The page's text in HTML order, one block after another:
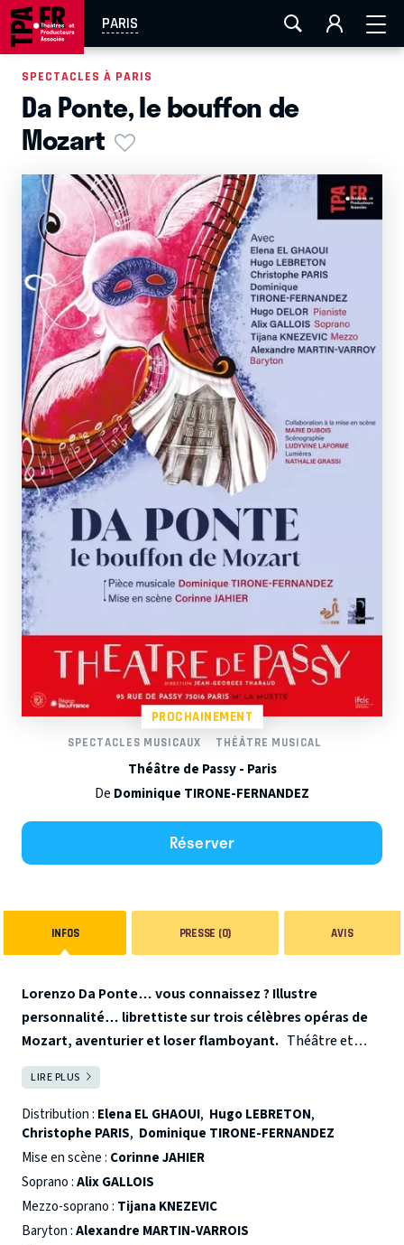
PARIS
AIX-MARSEILLE LA ROCHELLE
EN TOURNÉE
PROCHAINEMENT
SPECTACLES À PARIS
Da Ponte, le bouffon de
Mozart
SPECTACLES MUSICAUX THÉÂTRE MUSICAL
Théâtre de Passy - Paris
De Dominique TIRONE-FERNANDEZ
Réserver
INFOS PRESSE (0) AVIS
Lorenzo Da Ponte… vous connaissez ? Illustre
personnalité… librettiste sur trois célèbres opéras de
Mozart, aventurier et loser flamboyant. Théâtre et
Opéra composent cette histoire où se croisent Casanova,
Mozart, Salieri, les artistes lyriques La Cavalieri et Nancy
Storace, ainsi que le renommé chanteur d’opéra Manuel
Garcia. En parcourant le XVIIIème siècle vénitien et
autrichien, nous suivons Lorenzo Da Ponte, ce bien
sympathique bouffon, jusqu’à New-York. Une comédie
drôle et rythmée avec 8 artistes : comédien-nes,
chanteur-ses lyriques et pianiste.
LIRE PLUS
Distribution : Elena EL GHAOUI, Hugo LEBRETON,
Christophe PARIS, Dominique TIRONE-FERNANDEZ
Mise en scène : Corinne JAHIER
Soprano :Alix GALLOIS
Mezzo-soprano : Tijana KNEZEVIC
Baryton :Alexandre MARTIN-VARROIS